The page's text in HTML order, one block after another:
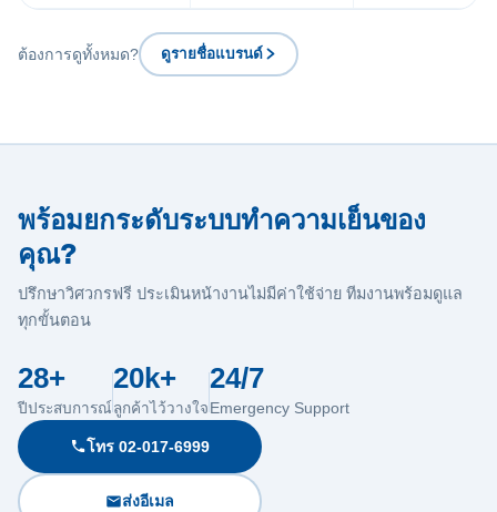
ต้องการดูทั้งหมด? ดูรายชื่อแบรนด์
พร้อมยกระดับระบบทำความเย็นของ
คุณ?
ปรึกษาวิศวกรฟรี ประเมินหน้างานไม่มีค่าใช้จ่าย ทีมงานพร้อมดูแล
ทุกขั้นตอน
28+
ปีประสบการณ์
20k+
ลูกค้าไว้วางใจ
24/7
Emergency Support
โทร 02-017-6999
ส่งอีเมล